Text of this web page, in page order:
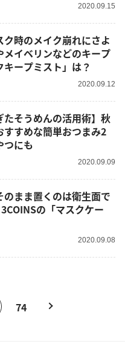
2020.09.15
ク時のメイク崩れにさよ
メイベリンなどのキープ
ープミスト」は？
2020.09.12
たそうめんの活用術】秋
すすめな簡単おつまみ2
つにも
2020.09.09
まま置くのは衛生面で
の「マスクケー
2020.09.08
74